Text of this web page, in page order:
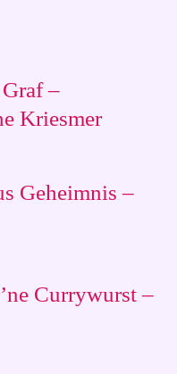
–
Kriesmer
Geheimnis –
Currywurst –